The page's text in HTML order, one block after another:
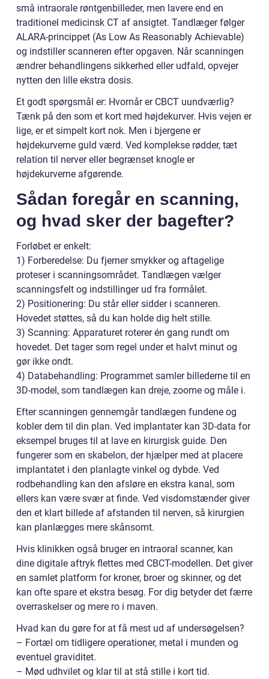
små intraorale røntgenbilleder, men lavere end en
traditionel medicinsk CT af ansigtet. Tandlæger følger
ALARA-princippet (As Low As Reasonably Achievable)
og indstiller scanneren efter opgaven. Når scanningen
ændrer behandlingens sikkerhed eller udfald, opvejer
nytten den lille ekstra dosis.
Et godt spørgsmål er: Hvornår er CBCT uundværlig?
Tænk på den som et kort med højdekurver. Hvis vejen er
lige, er et simpelt kort nok. Men i bjergene er
højdekurverne guld værd. Ved komplekse rødder, tæt
relation til nerver eller begrænset knogle er
højdekurverne afgørende.
Sådan foregår en scanning,
og hvad sker der bagefter?
Forløbet er enkelt:
1) Forberedelse: Du fjerner smykker og aftagelige
proteser i scanningsområdet. Tandlægen vælger
scanningsfelt og indstillinger ud fra formålet.
2) Positionering: Du står eller sidder i scanneren.
Hovedet støttes, så du kan holde dig helt stille.
3) Scanning: Apparaturet roterer én gang rundt om
hovedet. Det tager som regel under et halvt minut og
gør ikke ondt.
4) Databehandling: Programmet samler billederne til en
3D-model, som tandlægen kan dreje, zoome og måle i.
Efter scanningen gennemgår tandlægen fundene og
kobler dem til din plan. Ved implantater kan 3D-data for
eksempel bruges til at lave en kirurgisk guide. Den
fungerer som en skabelon, der hjælper med at placere
implantatet i den planlagte vinkel og dybde. Ved
rodbehandling kan den afsløre en ekstra kanal, som
ellers kan være svær at finde. Ved visdomstænder giver
den et klart billede af afstanden til nerven, så kirurgien
kan planlægges mere skånsomt.
Hvis klinikken også bruger en intraoral scanner, kan
dine digitale aftryk flettes med CBCT-modellen. Det giver
en samlet platform for kroner, broer og skinner, og det
kan ofte spare et ekstra besøg. For dig betyder det færre
overraskelser og mere ro i maven.
Hvad kan du gøre for at få mest ud af undersøgelsen?
– Fortæl om tidligere operationer, metal i munden og
eventuel graviditet.
– Mød udhvilet og klar til at stå stille i kort tid.